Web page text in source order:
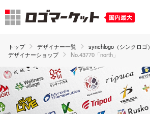
トップ デザイナー一覧
synchlogo（シンクロゴ）
デザイナーショップ
No.43770「north」